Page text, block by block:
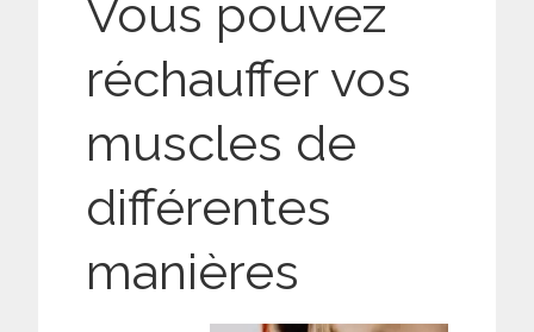
Vous pouvez
réchauffer vos
muscles de
différentes
manières